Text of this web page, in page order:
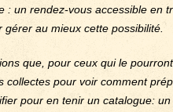
: un rendez-vous accessible en
au mieux cette possibilité.
que, pour ceux qui le
collectes pour voir comment
pour en tenir un catalogue: